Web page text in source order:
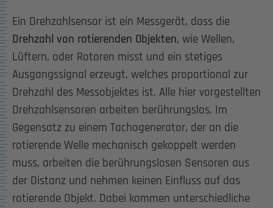
Ein Drehzahlsensor ist ein Messgerät, dass die
Drehzahl von rotierenden Objekten, wie Wellen,
Lüftern, oder Rotoren misst und ein stetiges
Ausgangssignal erzeugt, welches proportional zur
Drehzahl des Messobjektes ist. Alle hier vorgestellten
Drehzahlsensoren arbeiten berührungslos. Im
Gegensatz zu einem Tachogenerator, der an die
rotierende Welle mechanisch gekoppelt werden
muss, arbeiten die berührungslosen Sensoren aus
der Distanz und nehmen keinen Einfluss auf das
rotierende Objekt. Dabei kommen unterschiedliche